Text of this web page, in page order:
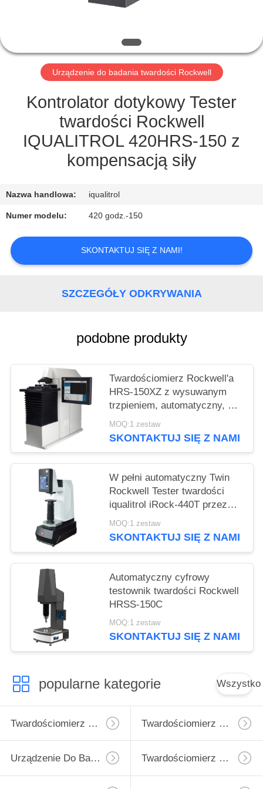
KONTROLA
JAKOŚCI
SITEMAP
PRIVACY
Urządzenie do badania twardości Rockwell
Kontrolator dotykowy Tester
twardości Rockwell
IQUALITROL 420HRS-150 z
kompensacją siły
Nazwa handlowa: iqualitrol
Numer modelu: 420 godz.-150
SKONTAKTUJ SIĘ Z NAMI!
SZCZEGÓŁY ODKRYWANIA
podobne produkty
Twardościomierz Rockwell'a
HRS-150XZ z wysuwanym
trzpieniem, automatyczny, do
pomiarów zwykłych i
powierzchownych
MOQ:1 zestaw
SKONTAKTUJ SIĘ Z NAMI
W pełni automatyczny Twin
Rockwell Tester twardości
iqualitrol iRock-440T przez
jeden klucz operacji
MOQ:1 zestaw
SKONTAKTUJ SIĘ Z NAMI
Automatyczny cyfrowy
testownik twardości Rockwell
HRSS-150C
MOQ:1 zestaw
SKONTAKTUJ SIĘ Z NAMI
popularne kategorie Wszystko
Twardościomierz Micro Vickers Twardościomierz Vickersa
Urządzenie Do Badania Twardości Rockwell Twardościomierz Brinella